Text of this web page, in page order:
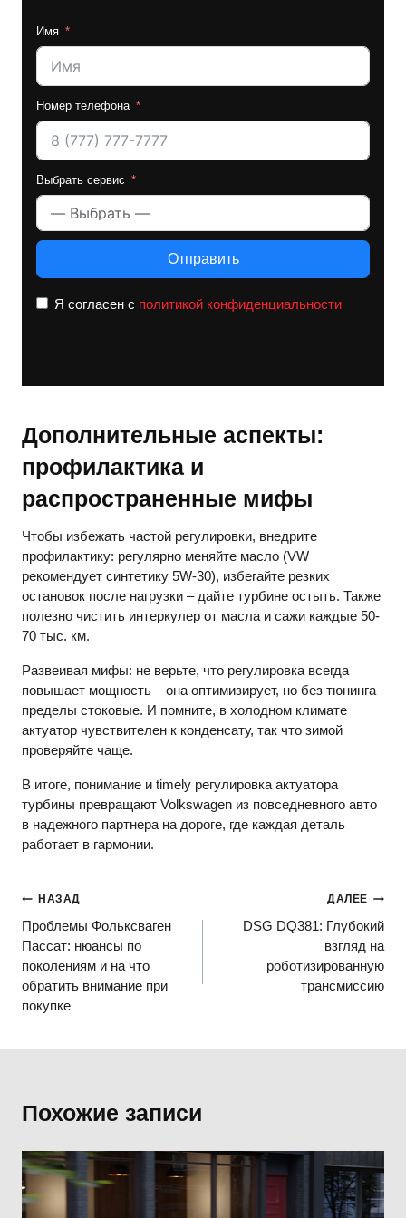
Имя
Номер телефона
Выбрать сервис
Отправить
Я согласен с политикой конфиденциальности
Дополнительные аспекты:
профилактика и
распространенные мифы
Чтобы избежать частой регулировки, внедрите
профилактику: регулярно меняйте масло (VW
рекомендует синтетику 5W-30), избегайте резких
остановок после нагрузки – дайте турбине остыть. Также
полезно чистить интеркулер от масла и сажи каждые 50-
70 тыс. км.
Развеивая мифы: не верьте, что регулировка всегда
повышает мощность – она оптимизирует, но без тюнинга
пределы стоковые. И помните, в холодном климате
актуатор чувствителен к конденсату, так что зимой
проверяйте чаще.
В итоге, понимание и timely регулировка актуатора
турбины превращают Volkswagen из повседневного авто
в надежного партнера на дороге, где каждая деталь
работает в гармонии.
Навигация
по
записям
НАЗАД
Проблемы Фольксваген
Пассат: нюансы по
поколениям и на что
обратить внимание при
покупке
ДАЛЕЕ
DSG DQ381: Глубокий
взгляд на
роботизированную
трансмиссию
Похожие записи